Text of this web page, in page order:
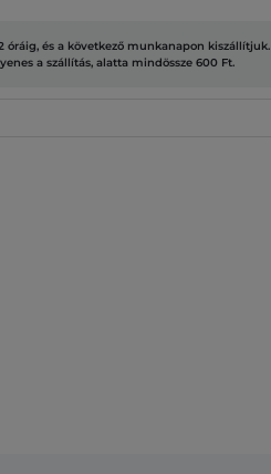
óráig, és a következő munkanapon kiszállítjuk.
a szállítás, alatta mindössze 600 Ft.